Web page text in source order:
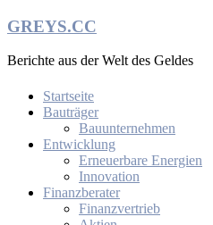
Zum
springen
GREYS.CC
Berichte aus der Welt des Geldes
Startseite
Bauträger
Bauunternehmen
Entwicklung
Erneuerbare Energien
Innovation
Finanzberater
Finanzvertrieb